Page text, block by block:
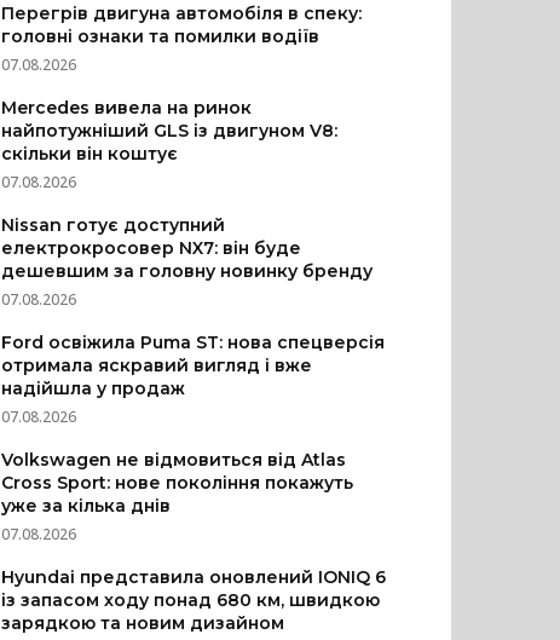
Перегрів двигуна автомобіля в спеку:
головні ознаки та помилки водіїв
07.08.2026
Mercedes вивела на ринок
найпотужніший GLS із двигуном V8:
скільки він коштує
07.08.2026
Nissan готує доступний
електрокросовер NX7: він буде
дешевшим за головну новинку бренду
07.08.2026
Ford освіжила Puma ST: нова спецверсія
отримала яскравий вигляд і вже
надійшла у продаж
07.08.2026
Volkswagen не відмовиться від Atlas
Cross Sport: нове покоління покажуть
уже за кілька днів
07.08.2026
Hyundai представила оновлений IONIQ 6
із запасом ходу понад 680 км, швидкою
зарядкою та новим дизайном